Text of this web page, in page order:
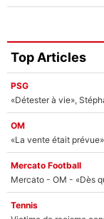
Top Articles
PSG
«Détester à vie»,
OM
«La vente était
Mercato Football
Tennis